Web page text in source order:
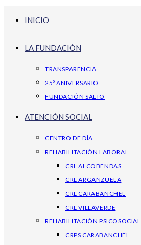
INICIO
LA FUNDACIÓN
TRANSPARENCIA
25º ANIVERSARIO
FUNDACIÓN SALTO
ATENCIÓN SOCIAL
CENTRO DE DÍA
REHABILITACIÓN LABORAL
CRL ALCOBENDAS
CRL ARGANZUELA
CRL CARABANCHEL
CRL VILLAVERDE
REHABILITACIÓN PSICOSOCIAL
CRPS CARABANCHEL